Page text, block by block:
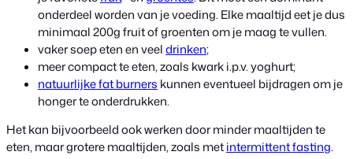
onderdeel worden van je voeding. Elke maaltijd eet je dus
minimaal 200g fruit of groenten om je maag te vullen.
vaker soep eten en veeldrinken;
meer compact te eten, zoals kwark i.p.v. yoghurt;
natuurlijke fat burners kunnen eventueel bijdragen om je
honger te onderdrukken.
Het kan bijvoorbeeld ook werken door minder maaltijden te
eten, maar grotere maaltijden, zoals metintermittent fasting.